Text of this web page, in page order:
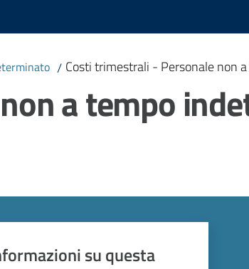
/ Costi trimestrali - Personale non
a tempo
su questa